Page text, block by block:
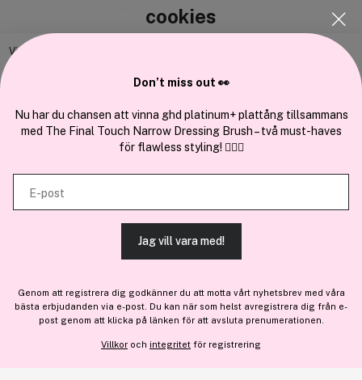
cookies
Vi använder enhetsidentifierare för att anpassa innehållet och
och annan information från din enhet till de sociala medier och annons-
och analysföretag som vi samarbetar med. Dessa kan i sin tur
kombinera informationen med annan information som du har
tillhandahållit eller som de har samlat in när du har använt deras
tjänster.
TILLÅT ALLA COOKIES
VISA DETALJER
Cocopanda.se
Om oss
En del av
För personlig vägledning om professionella hårprodukter, klicka
Don’t miss out 👀
Nu har du chansen att vinna ghd platinum+ plattång tillsammans
med The Final Touch Narrow Dressing Brush – två must-haves
för flawless styling! 💇‍♀️✨
E-post
Jag vill vara med!
Genom att registrera dig godkänner du att motta vårt nyhetsbrev med våra
bästa erbjudanden via e-post. Du kan när som helst avregistrera dig från e-
post genom att klicka på länken för att avsluta prenumerationen.
Villkor och integritet för registrering